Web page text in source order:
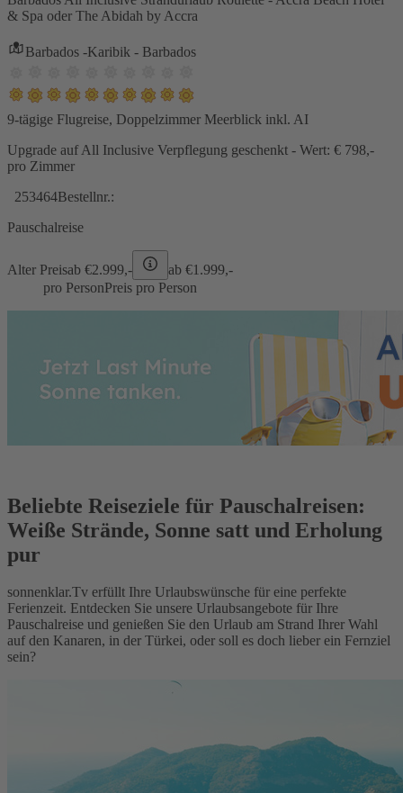
& Spa oder The Abidah by Accra
Barbados -Karibik - Barbados
9-tägige Flugreise, Doppelzimmer Meerblick inkl. AI
Upgrade auf All Inclusive Verpflegung geschenkt - Wert: € 798,-
pro Zimmer
253464Bestellnr.:
Pauschalreise
Alter Preisab €2.999,- ab €1.999,-
pro PersonPreis pro Person
Beliebte Reiseziele für Pauschalreisen:
Weiße Strände, Sonne satt und Erholung
pur
sonnenklar.Tv erfüllt Ihre Urlaubswünsche für eine perfekte
Ferienzeit. Entdecken Sie unsere Urlaubsangebote für Ihre
Pauschalreise und genießen Sie den Urlaub am Strand Ihrer Wahl
auf den Kanaren, in der Türkei, oder soll es doch lieber ein Fernziel
sein?